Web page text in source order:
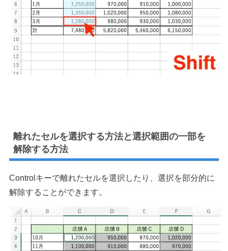
離れたセルを選択する方法と選択範囲の一部を
解除する方法
Controlキーで離れたセルを選択したり、選択を部分的に
解除することができます。